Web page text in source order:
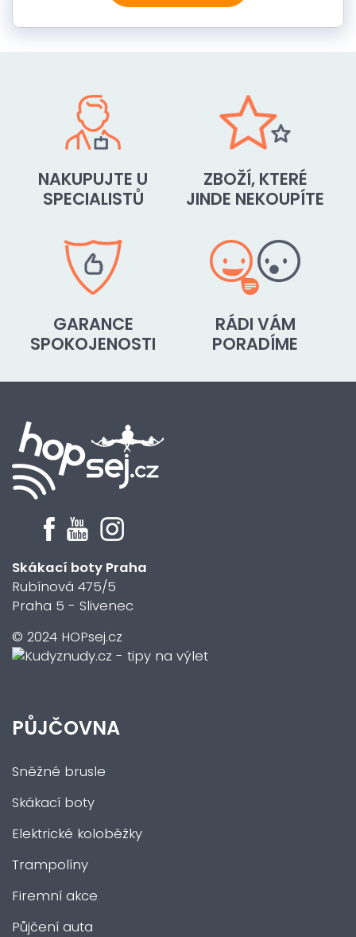
NAKUPUJTE U
SPECIALISTŮ
ZBOŽÍ, KTERÉ
JINDE NEKOUPÍTE
GARANCE
SPOKOJENOSTI
RÁDI VÁM
PORADÍME
Skákací boty Praha
Rubínová 475/5
Praha 5 - Slivenec
© 2024 HOPsej.cz
PŮJČOVNA
Sněžné brusle
Skákací boty
Elektrické koloběžky
Trampolíny
Firemní akce
Půjčení auta